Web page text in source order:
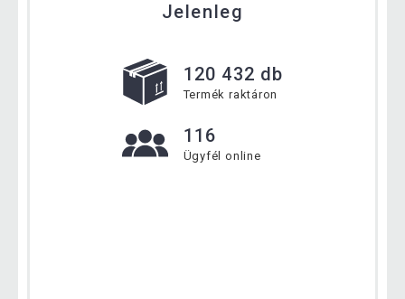
Jelenleg
120 432 db
Termék raktáron
116
Ügyfél online